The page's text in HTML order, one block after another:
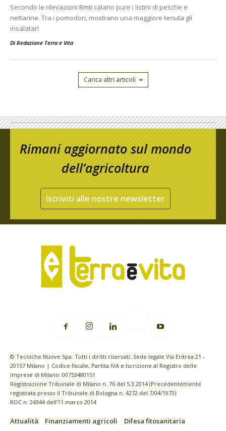
Secondo le rilevazioni Bmti calano pure i listini di pesche e
nettarine. Tra i pomodori, mostrano una maggiore tenuta gli
insalatari
Di Redazione Terra e Vita
Carica altri articoli
Rimani aggiornato sul mondo
dell’agricoltura
Iscriviti alle nostre newsletter
© Tecniche Nuove Spa. Tutti i diritti riservati. Sede legale Via Eritrea 21 -
20157 Milano | Codice fiscale, Partita IVA e Iscrizione al Registro delle
imprese di Milano: 00753480151
Registrazione Tribunale di Milano n. 76 del 5.3.2014 (Precedentemente
registrata presso il Tribunale di Bologna n. 4272 del 7/04/1973)
ROC n. 24344 dell’11 marzo 2014
Attualità Finanziamenti agricoli
Difesa fitosanitaria